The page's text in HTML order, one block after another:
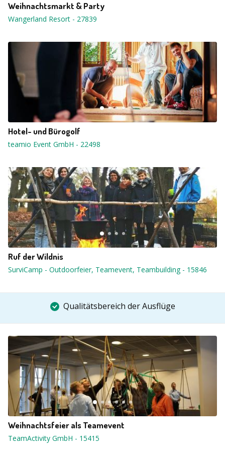
Weihnachtsmarkt & Party
Wangerland Resort - 27839
Hotel- und Bürogolf
teamio Event GmbH - 22498
Ruf der Wildnis
SurviCamp - Outdoorfeier, Teamevent, Teambuilding- 15846
Qualitätsbereich der Ausflüge
Weihnachtsfeier als Teamevent
TeamActivity GmbH - 15415